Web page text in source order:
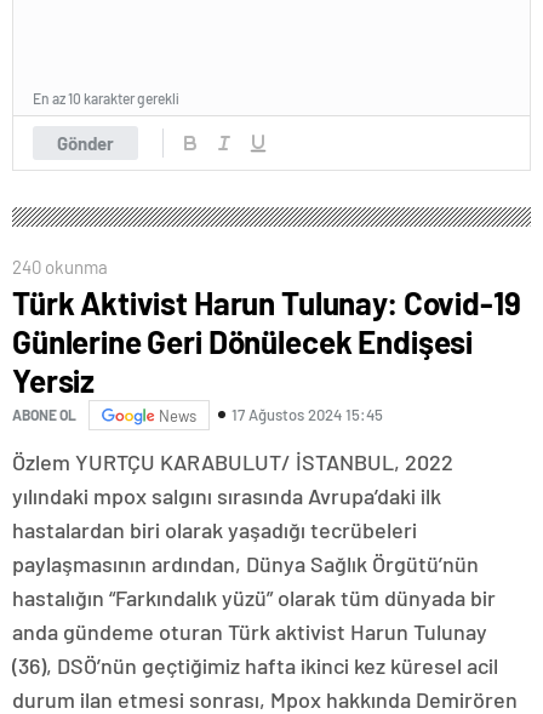
Gönder
En az 10 karakter gerekli
240 okunma
Türk Aktivist Harun Tulunay: Covid-19
Günlerine Geri Dönülecek Endişesi
Yersiz
ABONE OL News 17 Ağustos 2024 15:45
Özlem YURTÇU KARABULUT/ İSTANBUL, 2022
yılındaki mpox salgını sırasında Avrupa’daki ilk
hastalardan biri olarak yaşadığı tecrübeleri
paylaşmasının ardından, Dünya Sağlık Örgütü’nün
hastalığın “Farkındalık yüzü” olarak tüm dünyada bir
anda gündeme oturan Türk aktivist Harun Tulunay
(36), DSÖ’nün geçtiğimiz hafta ikinci kez küresel acil
durum ilan etmesi sonrası, Mpox hakkında Demirören